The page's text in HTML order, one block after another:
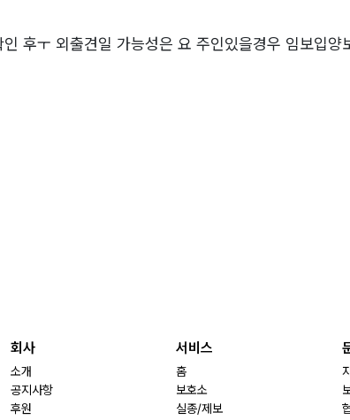
후ㅜ 외출견일 가능성은 요 주인있을경우 임보입양
회사
소개
공지사항
후원
서비스
홈
보호소
실종/제보